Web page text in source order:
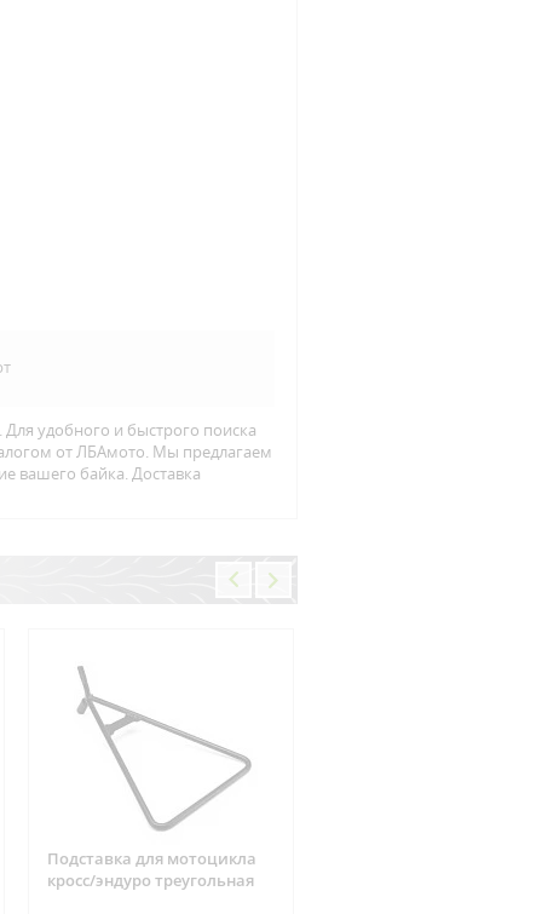
Для удобного и быстрого поиска
от ЛБАмото. Мы предлагаем
вашего байка. Доставка
Подставка для мотоцикла
кросс/эндуро треугольная